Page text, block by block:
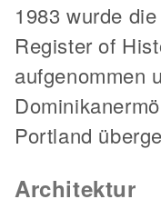
1983 wurde
Register of
aufgenommen
Portland
Architektur